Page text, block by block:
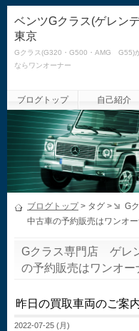
ベンツGクラス(ゲレン
東京
Gクラス(G320・G500・AMG G55)
ならワンオーナー
ブログトップ 自己紹介
ブログトップ> タグ >
G
中古車の予約販売はワンオー
Gクラス専門店 ゲレ
の予約販売はワンオー
昨日の買取車両のご案
2022-07-25 (月)